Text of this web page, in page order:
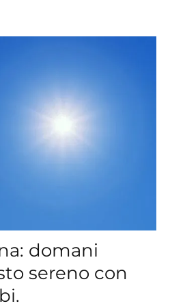
domani
sereno con